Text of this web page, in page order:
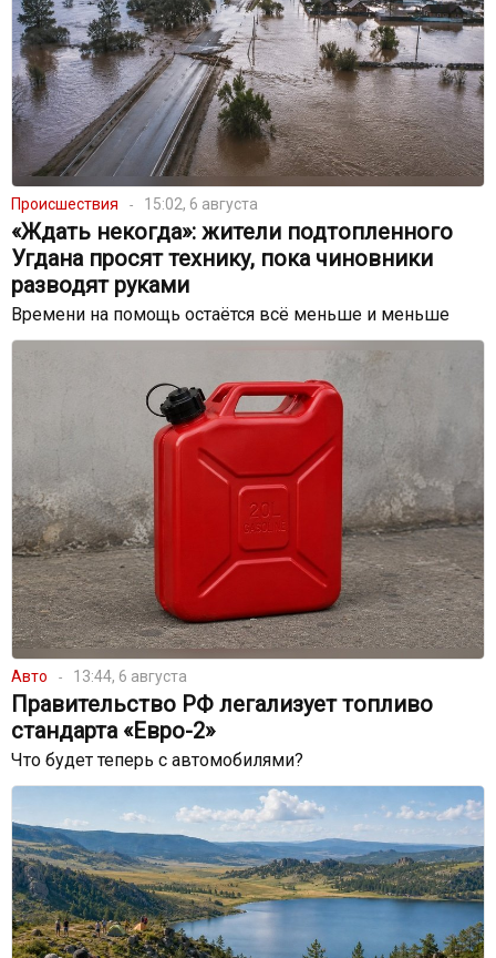
Происшествия 15:02, 6 августа
«Ждать некогда»: жители подтопленного
Угдана просят технику, пока чиновники
разводят руками
Времени на помощь остаётся всё меньше и меньше
Авто 13:44, 6 августа
Правительство РФ легализует топливо
стандарта «Евро-2»
Что будет теперь с автомобилями?